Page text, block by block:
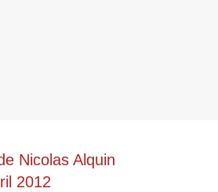
Nicolas Alquin
2012